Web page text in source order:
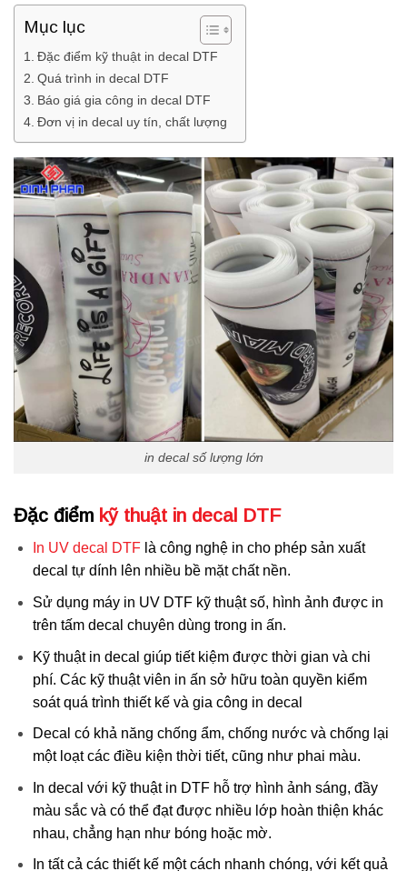
Mục lục
Đặc điểm kỹ thuật in decal DTF
Quá trình in decal DTF
Báo giá gia công in decal DTF
Đơn vị in decal uy tín, chất lượng
in decal số lượng lớn
Đặc điểm kỹ thuật in decal DTF
In UV decal DTFlà công nghệ in cho phép sản xuất
decal tự dính lên nhiều bề mặt chất nền.
Sử dụng máy in UV DTF kỹ thuật số, hình ảnh được in
trên tấm decal chuyên dùng trong in ấn.
Kỹ thuật in decal giúp tiết kiệm được thời gian và chi
phí. Các kỹ thuật viên in ấn sở hữu toàn quyền kiểm
soát quá trình thiết kế và gia công in decal
Decal có khả năng chống ẩm, chống nước và chống lại
một loạt các điều kiện thời tiết, cũng như phai màu.
In decal với kỹ thuật in DTF hỗ trợ hình ảnh sáng, đầy
màu sắc và có thể đạt được nhiều lớp hoàn thiện khác
nhau, chẳng hạn như bóng hoặc mờ.
In tất cả các thiết kế một cách nhanh chóng, với kết quả